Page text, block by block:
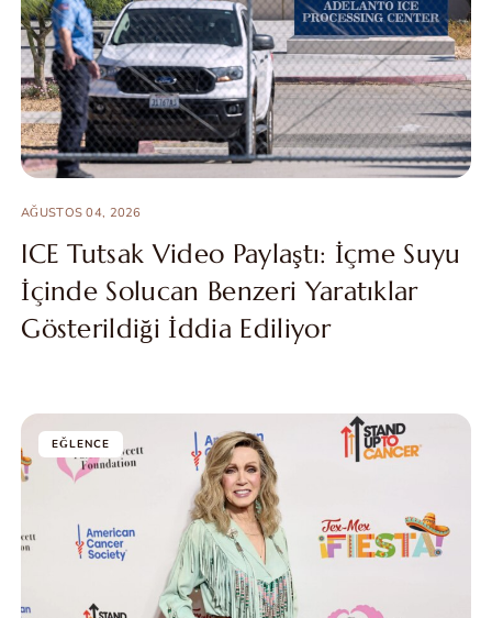
AĞUSTOS 04, 2026
ICE Tutsak Video Paylaştı: İçme Suyu
İçinde Solucan Benzeri Yaratıklar
Gösterildiği İddia Ediliyor
EĞLENCE